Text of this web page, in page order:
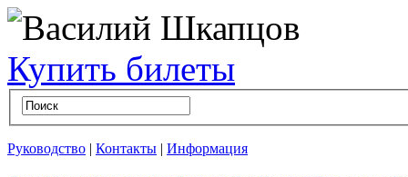
Купить билеты
Руководство | Контакты | Информация